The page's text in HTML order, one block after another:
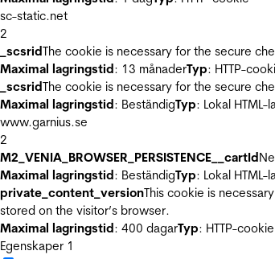
sc-static.net
2
_scsridThe cookie is necessary for the secure
Maximal lagringstid: 13 månaderTyp: HTTP-
_scsridThe cookie is necessary for the secure
Maximal lagringstid: BeständigTyp: Lokal HTML-
www.garnius.se
2
M2_VENIA_BROWSER_PERSISTENCE__cartId
Maximal lagringstid: BeständigTyp: Lokal HTML-
private_content_versionThis cookie is
stored on the visitor’s browser.
Maximal lagringstid: 400 dagarTyp: HTTP-cookie
Egenskaper 1